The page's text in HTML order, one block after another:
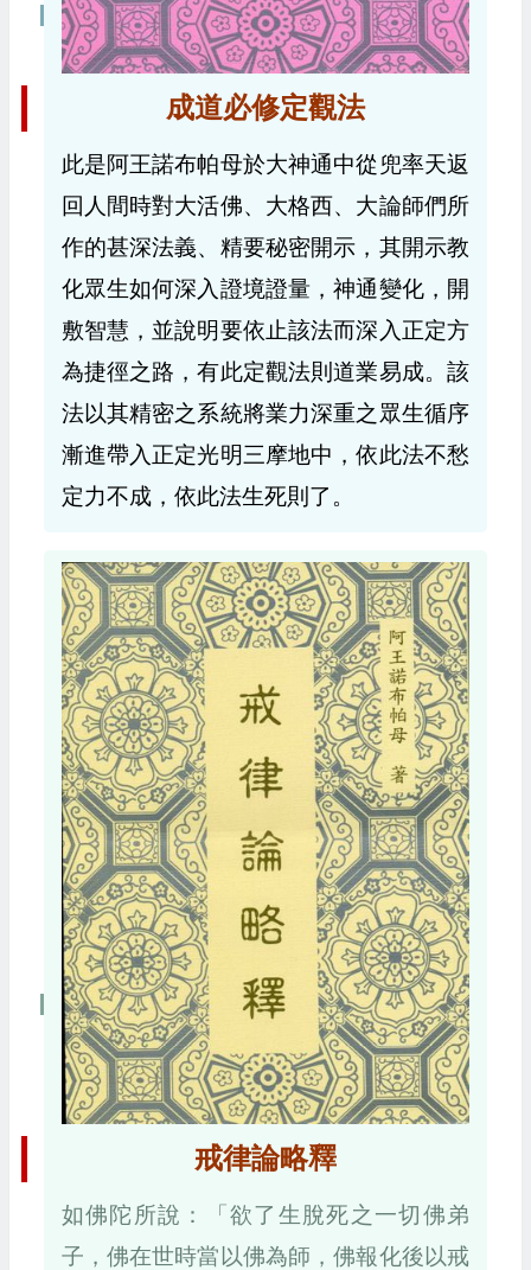
成道必修定觀法
此是阿王諾布帕母於大神通中從兜率天返
回人間時對大活佛、大格西、大論師們所
作的甚深法義、精要秘密開示，其開示教
化眾生如何深入證境證量，神通變化，開
敷智慧，並說明要依止該法而深入正定方
為捷徑之路，有此定觀法則道業易成。該
法以其精密之系統將業力深重之眾生循序
漸進帶入正定光明三摩地中，依此法不愁
定力不成，依此法生死則了。
戒律論略釋
如佛陀所說：「欲了生脫死之一切佛弟
子，佛在世時當以佛為師，佛報化後以戒